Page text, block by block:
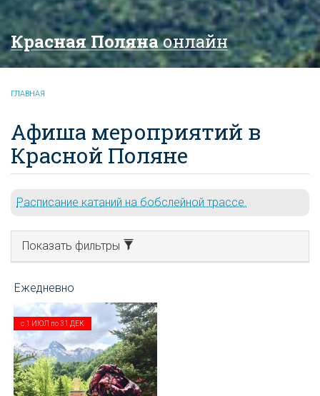
Красная Полянаонлайн
ГЛАВНАЯ
Афиша мероприятий в
Красной Поляне
Расписание катаний на бобслейной трассе.
Показать фильтры
с 1 ИЮЛ по31 ДЕК